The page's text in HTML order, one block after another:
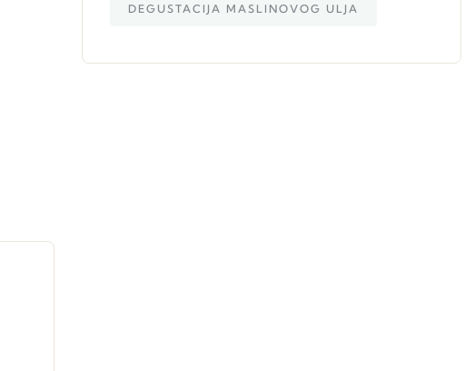
DEGUSTACIJA MASLINOVOG ULJA